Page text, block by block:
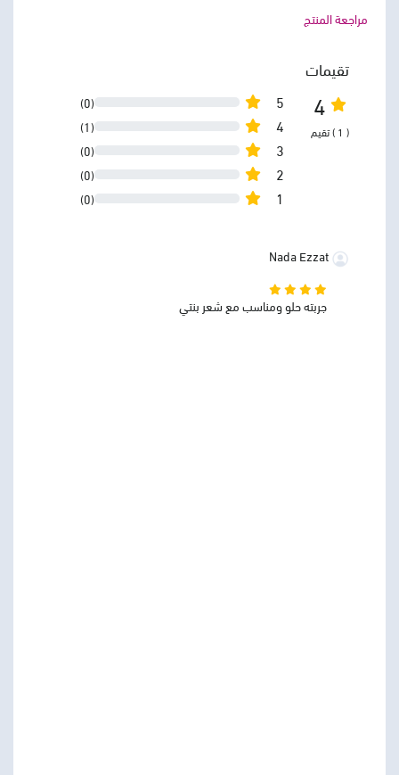
مراجعة المنتج
تقيمات
4
( 1 ) تقيم
5
(0)
4
(1)
3
(0)
2
(0)
1
(0)
جربته حلو ومناسب مع شعر بنتي